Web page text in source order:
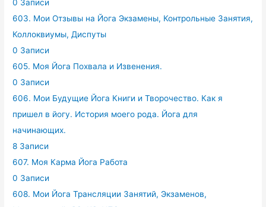
0 Записи
603. Мои Отзывы на Йога Экзамены, Контрольные Занятия,
Коллоквиумы, Диспуты
0 Записи
605. Моя Йога Похвала и Извенения.
0 Записи
606. Мои Будущие Йога Книги и Творочество. Как я
пришел в йогу. История моего рода. Йога для
начинающих.
8 Записи
607. Моя Карма Йога Работа
0 Записи
608. Мои Йога Трансляции Занятий, Экзаменов,